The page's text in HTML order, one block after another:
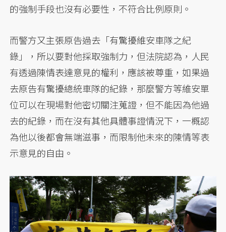
的強制手段也沒有必要性，不符合比例原則。
而警方又主張原告過去「有驚擾維安車隊之紀
錄」，所以要對他採取強制力，但法院認為，人民
有透過陳情表達意見的權利，應該被尊重，如果過
去原告有驚擾總統車隊的紀錄，那麼警方等維安單
位可以在現場對他密切關注蒐證，但不能因為他過
去的紀錄，而在沒有其他具體事證情況下，一概認
為他以後都會無端滋事，而限制他未來的陳情等表
示意見的自由。